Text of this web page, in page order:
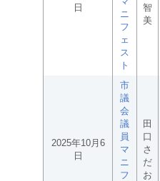
日
ニ
フ
ェ
ス
ト
智
美
2025年10月6
日
市
議
会
議
員
マ
ニ
フ
田
口
さ
だ
お